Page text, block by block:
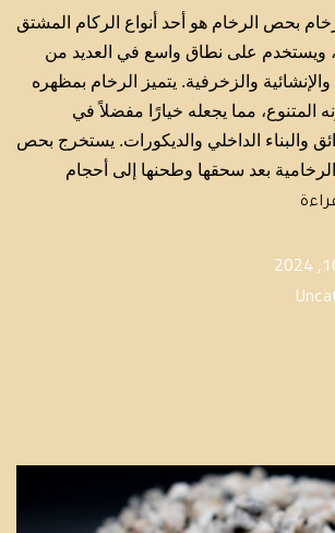
بحص الرخام هو أحد أنواع الركام المشتق
ويستخدم على نطاق واسع في العديد من
والإنشائية والزخرفية. يتميز الرخام بمظهره
المتنوع، مما يجعله خيارًا مفضلاً في
والبناء الداخلي والديكورات. يستخرج بحص
بعد سحقها وطحنها إلى أحجام